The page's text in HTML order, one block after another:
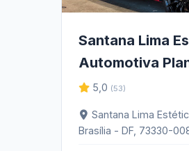
Santana Lima
Automotiva
5,0 (53)
Santana Lima
Brasília - DF, 73330-